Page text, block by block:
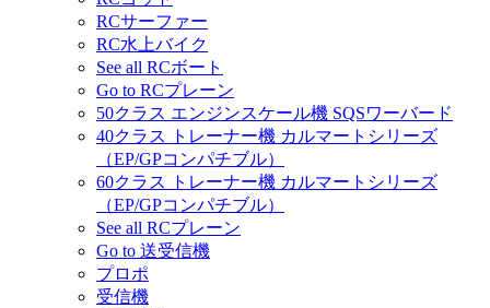
RCサーファー
RC水上バイク
See all RCボート
Go to RCプレーン
50クラス エンジンスケール機 SQSワーバード
40クラス トレーナー機 カルマートシリーズ
（EP/GPコンパチブル）
60クラス トレーナー機 カルマートシリーズ
（EP/GPコンパチブル）
See all RCプレーン
Go to 送受信機
プロポ
受信機